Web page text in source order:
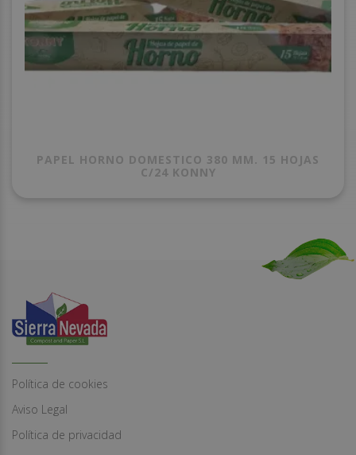
PAPEL HORNO DOMESTICO 380 MM. 15 HOJAS
C/24 KONNY
Política de cookies
Aviso Legal
Política de privacidad